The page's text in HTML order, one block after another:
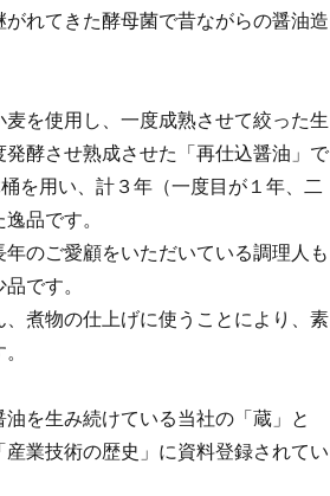
れてきた酵母菌で昔ながらの醤油造
を使用し、一度成熟させて絞った生
酵させ熟成させた「再仕込醤油」で
を用い、計３年（一度目が１年、二
品です。
のご愛顧をいただいている調理人も
です。
煮物の仕上げに使うことにより、素
を生み続けている当社の「蔵」と
産業技術の歴史」に資料登録されてい